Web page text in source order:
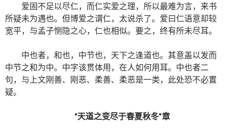
爱固不足以尽仁，而仁实爱之理，所以最难为言，来书
所疑未为遇也。但博爱之谓仁，太说杀了。爱曰仁语意却较
宽平，与孟子恻隐之心，仁也相似。要之，终有所未尽耳。
中也者，和也，中节也，天下之逢道也。其意盖以发而
中节之和为中。中字该贯体用，在人如何用耳。中也者二
句，与上文刚善、刚恶、柔善、柔恶是一类，此处恐不必置
疑。
“天道之变尽于春夏秋冬”章